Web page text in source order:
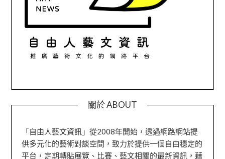
關於 ABOUT
「自由人藝文資訊」從2008年開始，透過網路網站提
供多元化的藝術對談空間，致力於提供一個自由穩定的
平台，定期轉貼展覽、比賽、藝文相關的最新資訊，藉